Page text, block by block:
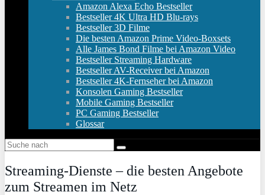
Amazon Alexa Echo Bestseller
Bestseller 4K Ultra HD Blu-rays
Bestseller 3D Filme
Die besten Amazon Prime Video-Boxsets
Alle James Bond Filme bei Amazon Video
Bestseller Streaming Hardware
Bestseller AV-Receiver bei Amazon
Bestseller 4K-Fernseher bei Amazon
Konsolen Gaming Bestseller
Mobile Gaming Bestseller
PC Gaming Bestseller
Glossar
Streaming-Dienste – die besten Angebote
zum Streamen im Netz